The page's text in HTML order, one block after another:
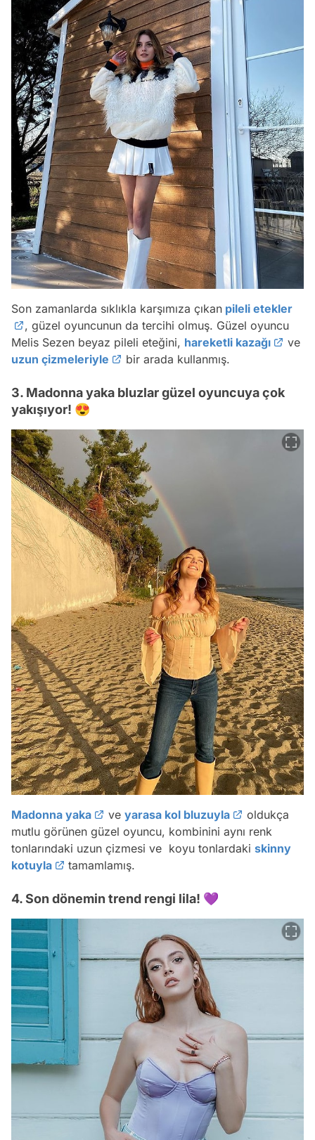
Son zamanlarda sıklıkla karşımıza çıkan pileli etekler
, güzel oyuncunun da tercihi olmuş. Güzel oyuncu
Melis Sezen beyaz pileli eteğini, hareketli kazağı
ve
uzun çizmeleriyle
bir arada kullanmış.
3. Madonna yaka bluzlar güzel oyuncuya çok
yakışıyor! 😍
Madonna yaka ve yarasa kol bluzuyla
oldukça
mutlu görünen güzel oyuncu, kombinini aynı renk
tonlarındaki uzun çizmesi ve koyu tonlardaki skinny
kotuyla
tamamlamış.
4. Son dönemin trend rengi lila! 💜